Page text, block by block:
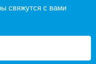
свяжутся с вами